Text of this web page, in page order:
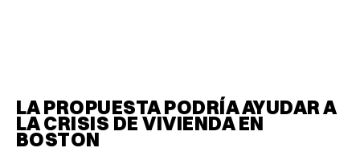
LA PROPUESTA PODRÍA AYUDAR A
LA CRISIS DE VIVIENDA EN
BOSTON